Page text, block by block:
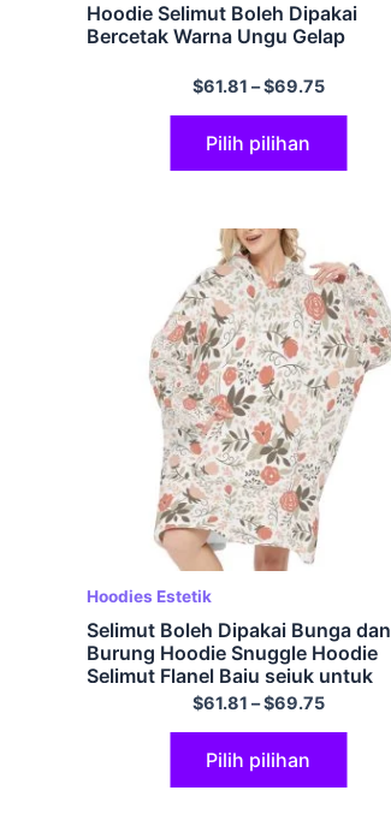
Hoodie Selimut Boleh Dipakai
Bercetak Warna Ungu Gelap
$61.81 –$69.75
Pilih pilihan
Hoodies Estetik
Selimut Boleh Dipakai Bunga dan
Burung Hoodie Snuggle Hoodie
Selimut Flanel Baju sejuk untuk
Dewasa Selimut Bertudung Selesa
$61.81 –$69.75
Pilih pilihan